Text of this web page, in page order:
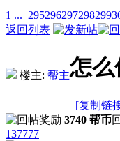
1 ... 295296297298299
返回列表
楼主: 帮主怎么
[复制链
3740 帮币
137777